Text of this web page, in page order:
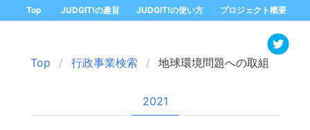
Top JUDGIT!の趣旨 JUDGIT!の使い方 プロジェクト概要
Top 行政事業検索 地球環境問題への取組
2021